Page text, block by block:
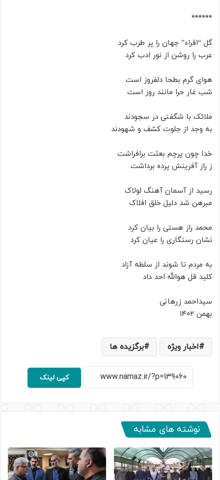
******
گل “اقراء” جهان را پر طرب کرد
عرب را روشن از نور ادب کرد
هوای گرم بطحا دلفروز است
شب غار حرا مانند روز است
ملائک با شگفتی در سجودند
به وجد از جلوت کشف و شهودند
خدا چون پرچم بعثت برافراشت
ز راز آفرینش پرده برداشت
رسید از آسمان آهنگ لولاک
مبرهن شد دلیل خلق افلاک
محمد راز هستی را بیان کرد
نشان رستگاری را عیان کرد
به مردم تا شوند از سلطه آزاد
کلید قل هوالله احد داد
سیداحمد زرهانی
بهمن ۱۴۰۲
اخبار ویژه برگزیده ها
کپی لینک
نوشته های مشابه